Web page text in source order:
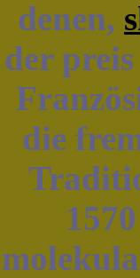
denen,
der
die